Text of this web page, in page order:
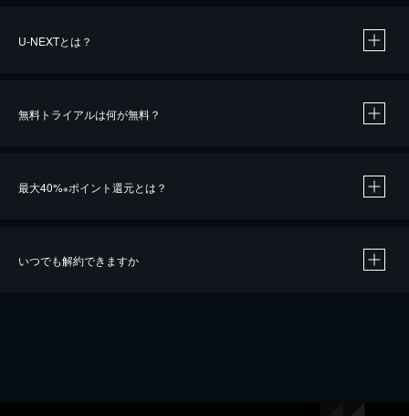
U-NEXTとは？
無料トライアルは何が無料？
最大40%※ポイント還元とは？
いつでも解約できますか